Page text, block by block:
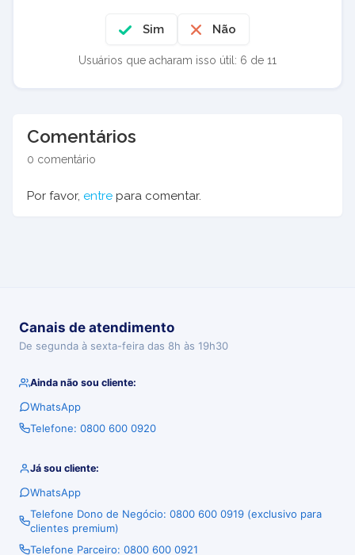
Sim Não
Usuários que acharam isso útil: 6 de 11
Comentários
0 comentário
Por favor, entre para comentar.
Canais de atendimento
De segunda à sexta-feira das 8h às 19h30
Ainda não sou cliente:
WhatsApp
Telefone: 0800 600 0920
Já sou cliente:
WhatsApp
Telefone Dono de Negócio: 0800 600 0919 (exclusivo para
clientes premium)
Telefone Parceiro: 0800 600 0921